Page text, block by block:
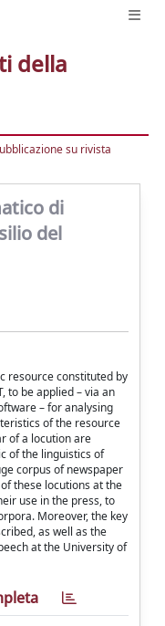
della
su rivista
di
del
resource constituted by
to be applied – via an
– for analysing
of the resource
of a locution are
of the linguistics of
corpus of newspaper
these locutions at the
use in the press, to
Moreover, the key
as well as the
at the University of